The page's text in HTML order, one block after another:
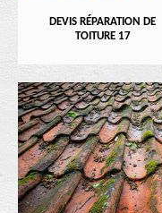
DEVIS RÉPARATION DE
TOITURE 17